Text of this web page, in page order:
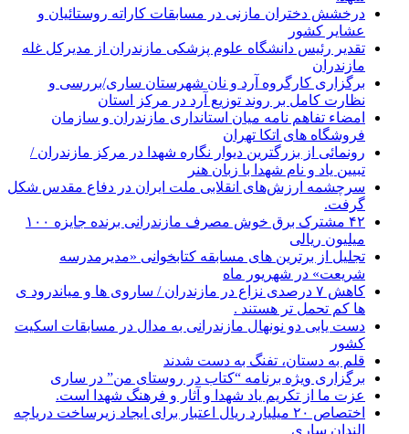
درخشش دختران مازنی در مسابقات کاراته روستائیان و
عشایر کشور
تقدیر رئیس دانشگاه علوم پزشکی مازندران از مدیرکل غله
مازندران
برگزاری کارگروه آرد و نان شهرستان ساری/بررسی و
نظارت کامل بر روند توزیع آرد در مرکز استان
امضاء تفاهم نامه میان استانداری مازندران و سازمان
فروشگاه های اتکا تهران
رونمائی از بزرگترین دیوار نگاره شهدا در مرکز مازندران /
تبیین یاد و نام شهدا با زبان هنر
سرچشمه ارزش‌های انقلابی ملت ایران در دفاع مقدس شکل
گرفت.
۴۲ مشترک برق خوش مصرف مازندرانی برنده جایزه ۱۰۰
میلیون ریالی
تجلیل از برترین های مسابقه کتابخوانی «مدیرمدرسه
شریعت» در شهریور ماه
کاهش ۷ درصدی نزاع در مازندران / ساروی ها و میاندرود ی
ها کم تحمل تر هستند‌ .
دست یابی دو نونهال مازندرانی به مدال در مسابقات اسکیت
کشور
قلم به دستان، تفنگ به دست شدند
برگزاری ویژه برنامه “کتاب در روستای من” در ساری
عزت ما از تکریم یاد شهدا و آثار و فرهنگ شهدا است.
اختصاص ۲۰ میلیارد ریال اعتبار برای ایجاد زیرساخت دریاچه
الندان ساری